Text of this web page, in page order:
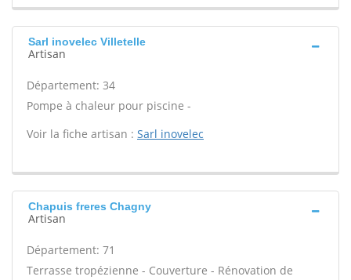
Sarl inovelec Villetelle
Artisan
Département: 34
Pompe à chaleur pour piscine -
Voir la fiche artisan : Sarl inovelec
Chapuis freres Chagny
Artisan
Département: 71
Terrasse tropézienne - Couverture - Rénovation de